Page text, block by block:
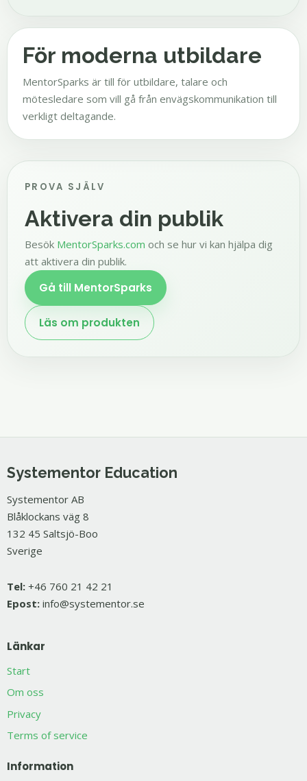
För moderna utbildare
MentorSparks är till för utbildare, talare och
mötesledare som vill gå från envägskommunikation till
verkligt deltagande.
PROVA SJÄLV
Aktivera din publik
Besök MentorSparks.com och se hur vi kan hjälpa dig
att aktivera din publik.
Gå till MentorSparks
Läs om produkten
Systementor Education
Systementor AB
Blåklockans väg 8
132 45 Saltsjö-Boo
Sverige
Tel: +46 760 21 42 21
Epost: info@systementor.se
Länkar
Start
Om oss
Privacy
Terms of service
Information